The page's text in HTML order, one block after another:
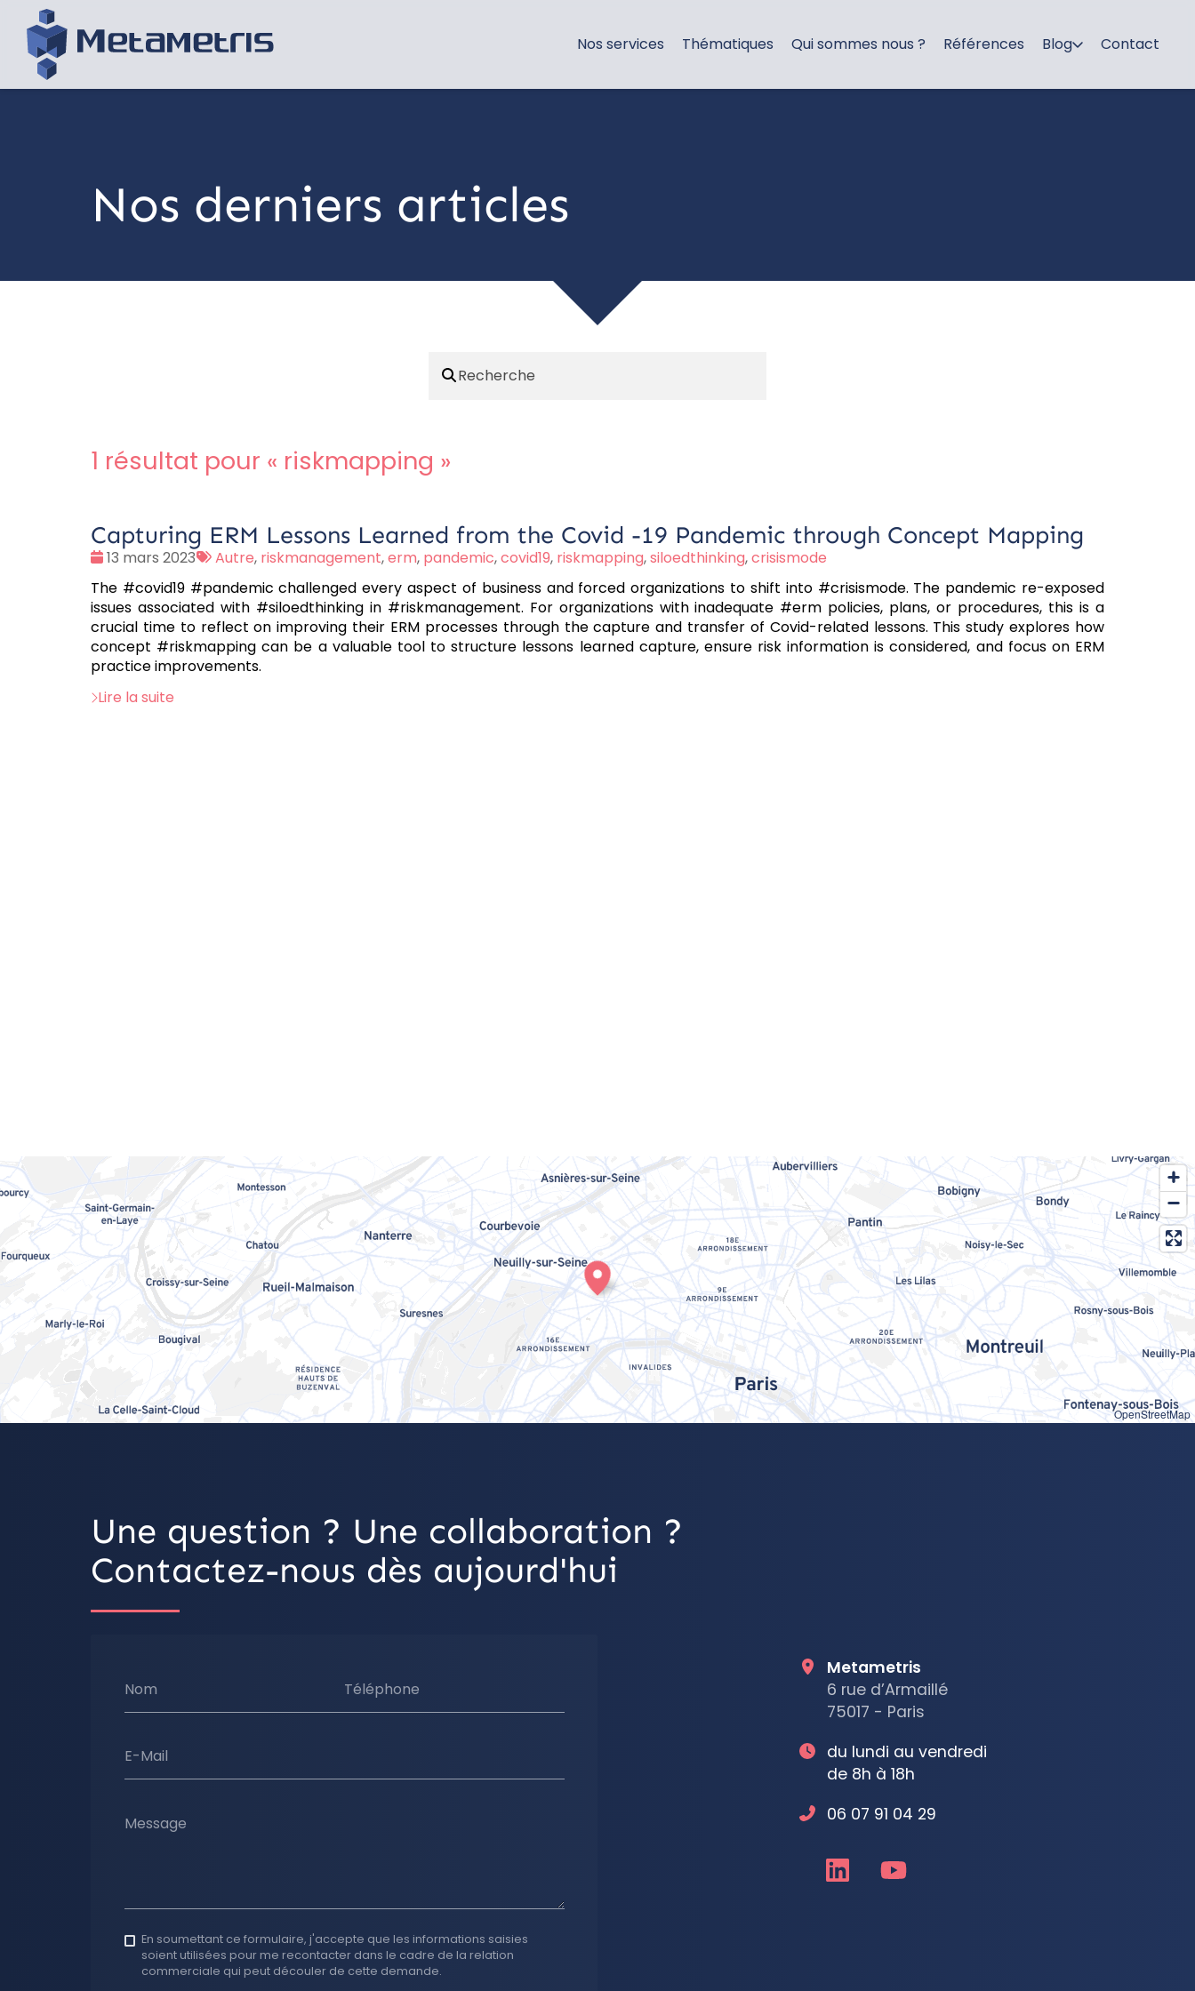
Nos services Thématiques Qui sommes nous ? Références Blog Contact
Nos derniers articles
1 résultat pour « riskmapping »
Capturing ERM Lessons Learned from the Covid -19 Pandemic through Concept Mapping
Date
13 mars 2023
Tags
Autre, riskmanagement,erm, pandemic,covid19, riskmapping,siloedthinking,crisismode
The #covid19 #pandemic challenged every aspect of business and forced organizations to shift into #crisismode. The pandemic re-exposed
issues associated with #siloedthinking in #riskmanagement. For organizations with inadequate #erm policies, plans, or procedures, this is a
crucial time to reflect on improving their ERM processes through the capture and transfer of Covid-related lessons. This study explores how
concept #riskmapping can be a valuable tool to structure lessons learned capture, ensure risk information is considered, and focus on ERM
practice improvements.
Lire la suite
OpenStreetMap
Une question ? Une collaboration ?
Contactez-nous dès aujourd'hui
Nom Téléphone
E-Mail
Message
En soumettant ce formulaire, j'accepte que les informations saisies
soient utilisées pour me recontacter dans le cadre de la relation
commerciale qui peut découler de cette demande.
Metametris
6 rue d’Armaillé
75017 - Paris
du lundi au vendredi
de 8h à 18h
06 07 91 04 29